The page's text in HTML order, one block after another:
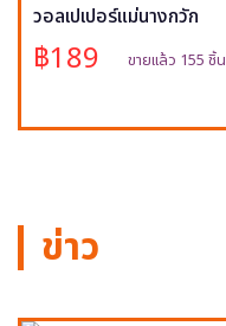
วอลเปเปอร์แม่นางกวัก
฿189 ขายแล้ว 155 ชิ้น
ข่าว